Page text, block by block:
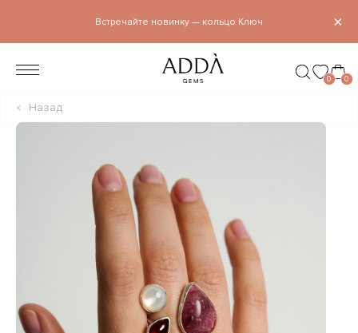
×
Встречайте новинку — кольцо Ключ
0 0
Назад